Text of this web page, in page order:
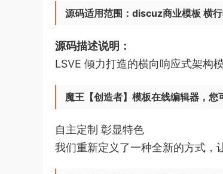
源码适用范围：discuz商业模板 横
源码描述说明：
LSVE 倾力打造的横向响应式架构
魔王【创造者】模板在线编辑器，您
自主定制 彰显特色
我们重新定义了一种全新的方式，